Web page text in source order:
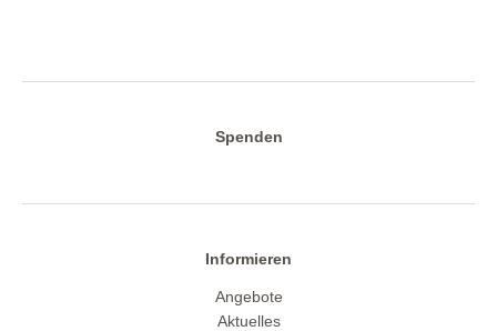
Spenden
Informieren
Angebote
Aktuelles